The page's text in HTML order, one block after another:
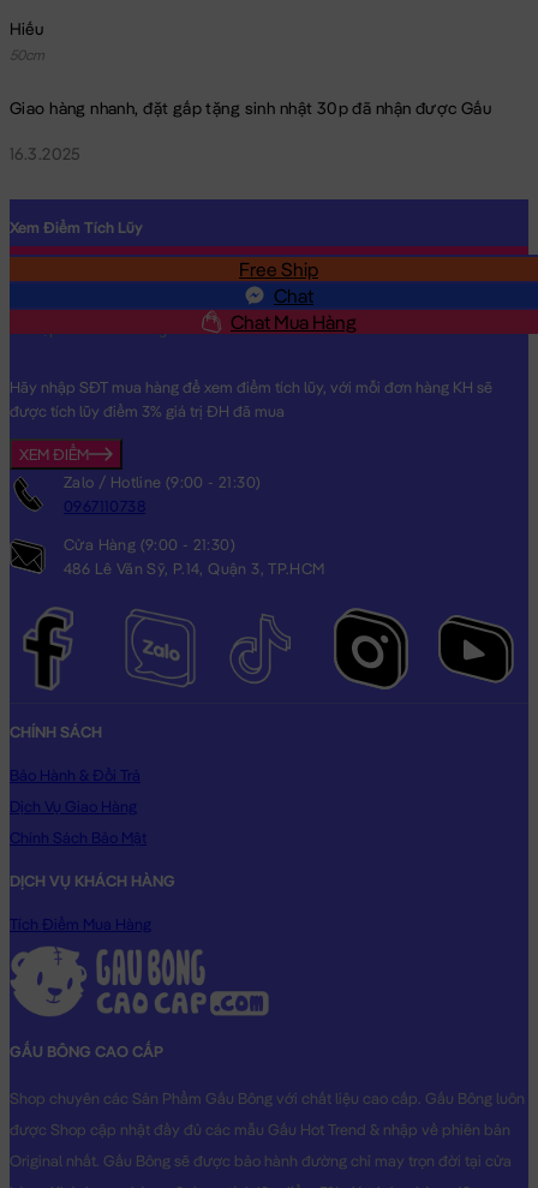
Gấu Bông We Bare Bear – Grizzly Cosplay Heo Bông
Hiếu
50cm
Giao hàng nhanh, đặt gấp tặng sinh nhật 30p đã nhận được Gấu
16.3.2025
Free Ship
Chat
Chat Mua Hàng
Xem Điểm Tích Lũy
Hãy nhập SĐT mua hàng để xem điểm tích lũy, với mỗi đơn hàng KH sẽ
được tích lũy điểm 3% giá trị ĐH đã mua
XEM ĐIỂM
Zalo / Hotline (9:00 - 21:30)
0967110738
Cửa Hàng (9:00 - 21:30)
486 Lê Văn Sỹ, P.14, Quận 3, TP.HCM
CHÍNH SÁCH
Bảo Hành & Đổi Trả
Dịch Vụ Giao Hàng
Chính Sách Bảo Mật
DỊCH VỤ KHÁCH HÀNG
Tích Điểm Mua Hàng
GẤU BÔNG CAO CẤP
Shop chuyên các Sản Phẩm Gấu Bông với chất liệu cao cấp. Gấu Bông luôn
được Shop cập nhật đầy đủ các mẫu Gấu Hot Trend & nhập về phiên bản
Original nhất. Gấu Bông sẽ được bảo hành đường chỉ may trọn đời tại cửa